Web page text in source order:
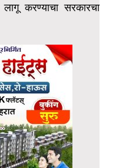
करण्याचा सरकारचा